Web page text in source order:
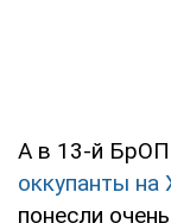
А в 13-й БрОП
оккупанты на
понесли